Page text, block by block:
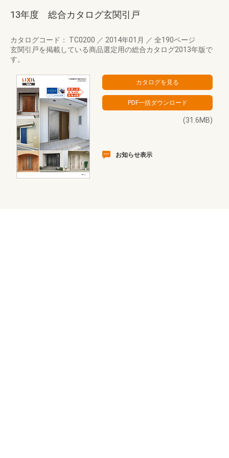
13年度 総合カタログ玄関引戸
カタログコード： TC0200 ／ 2014年01月 ／ 全190ページ
玄関引戸を掲載している商品選定用の総合カタログ2013年版で
す。
(31.6MB)
お知らせ表示